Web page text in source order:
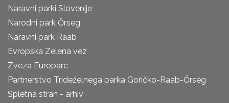
Naravni parki Slovenije
Narodni park Őrseg
Naravni park Raab
Evropska Zelena vez
Zveza Europarc
Partnerstvo Trideželnega parka Goričko-Raab-Őrség
Spletna stran - arhiv